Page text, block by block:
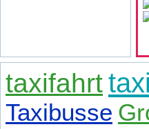
taxifahrt
Taxibusse